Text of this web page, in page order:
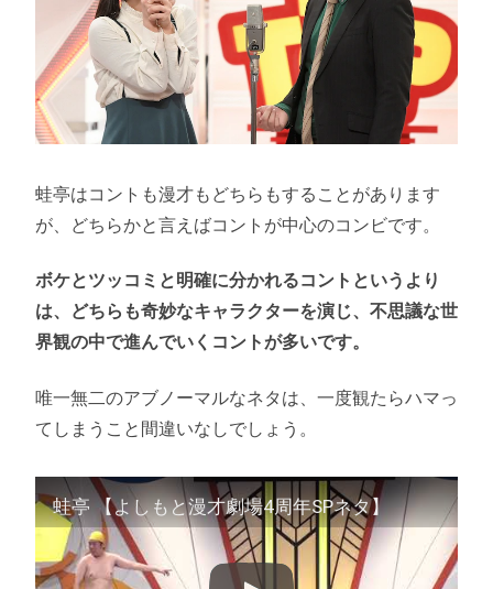
蛙亭はコントも漫才もどちらもすることがあります
が、どちらかと言えばコントが中心のコンビです。
ボケとツッコミと明確に分かれるコントというより
は、どちらも奇妙なキャラクターを演じ、不思議な世
界観の中で進んでいくコントが多いです。
唯一無二のアブノーマルなネタは、一度観たらハマっ
てしまうこと間違いなしでしょう。
蛙亭 【よしもと漫才劇場4周年SPネタ】